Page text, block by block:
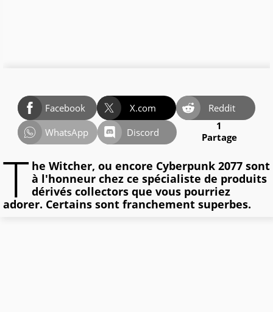
Facebook X.com
Reddit
WhatsApp
Discord
1
Partage
T he Witcher, ou encore Cyberpunk 2077 sont
à l'honneur chez ce spécialiste de produits
dérivés collectors que vous pourriez
adorer. Certains sont franchement superbes.